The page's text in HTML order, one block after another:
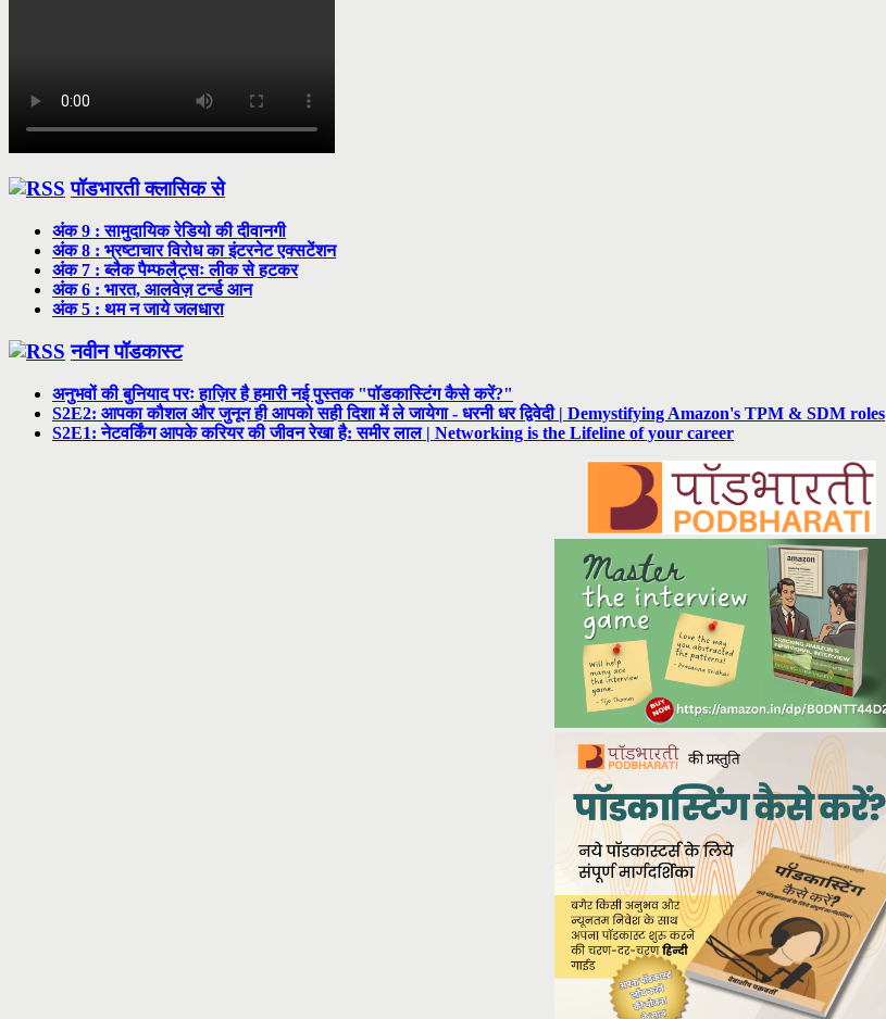
पॉडभारती क्लासिक से
अंक 9 : सामुदायिक रेडियो की दीवानगी
अंक 8 : भ्रष्टाचार विरोध का इंटरनेट एक्सटेंशन
अंक 7 : ब्लैक पैम्फलैट्सः लीक से हटकर
अंक 6 : भारत, आलवेज़ टर्न्ड आन
अंक 5 : थम न जाये जलधारा
नवीन पॉडकास्ट
अनुभवों की बुनियाद परः हाज़िर है हमारी नई पुस्तक "पॉडकास्टिंग कैसे करें?"
S2E2: आपका कौशल और जुनून ही आपको सही दिशा में ले जायेगा - धरनी धर द्विवेदी | Demystifying Amazon's TPM & SDM roles
S2E1: नेटवर्किंग आपके करियर की जीवन रेखा है: समीर लाल | Networking is the Lifeline of your career